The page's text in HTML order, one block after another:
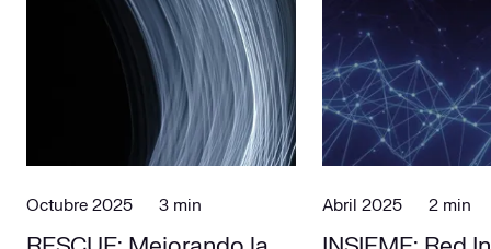
Octubre 2025 3 min Abril 2025 2 min